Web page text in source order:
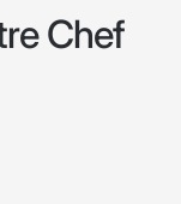
Chef